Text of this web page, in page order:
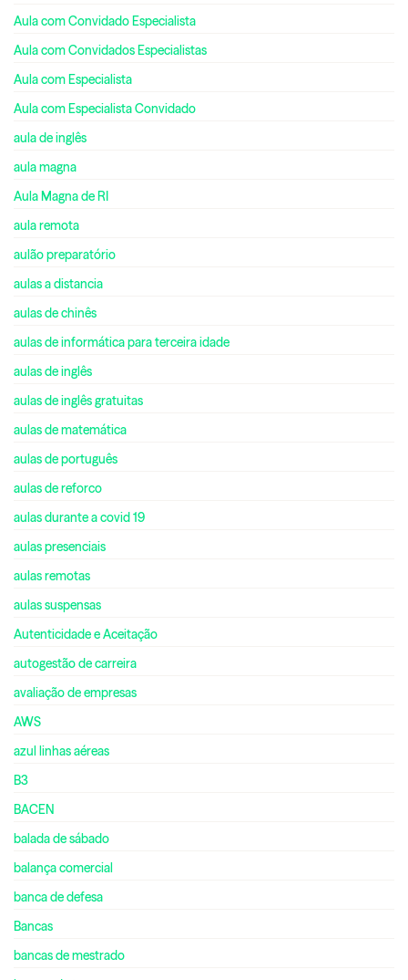
Aula com Convidado Especialista
Aula com Convidados Especialistas
Aula com Especialista
Aula com Especialista Convidado
aula de inglês
aula magna
Aula Magna de RI
aula remota
aulão preparatório
aulas a distancia
aulas de chinês
aulas de informática para terceira idade
aulas de inglês
aulas de inglês gratuitas
aulas de matemática
aulas de português
aulas de reforco
aulas durante a covid 19
aulas presenciais
aulas remotas
aulas suspensas
Autenticidade e Aceitação
autogestão de carreira
avaliação de empresas
AWS
azul linhas aéreas
B3
BACEN
balada de sábado
balança comercial
banca de defesa
Bancas
bancas de mestrado